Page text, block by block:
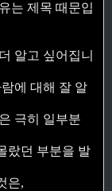
는 제목 때문입
알고 싶어집니
에 대해 잘 알
극히 일부분
랐던 부분을 발
은,